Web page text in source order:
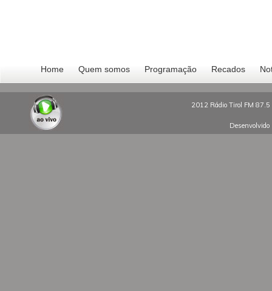
Home Quem somos Programação Recados
2012 Rádio Tirol FM 87.5